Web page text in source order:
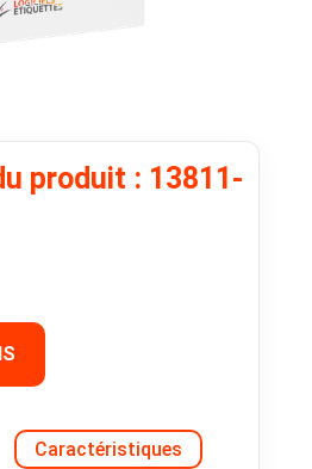
produit : 13811-
Caractéristiques